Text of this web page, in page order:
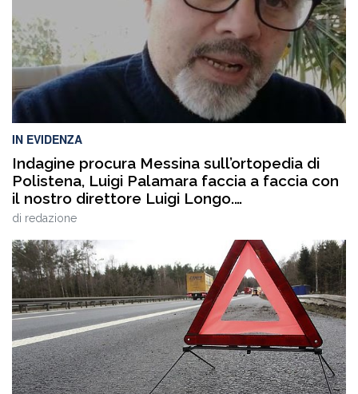
IN EVIDENZA
Indagine procura Messina sull’ortopedia di
Polistena, Luigi Palamara faccia a faccia con
il nostro direttore Luigi Longo.
VIDEOINTERVISTA
di redazione